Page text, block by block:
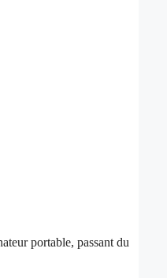
portable, passant du